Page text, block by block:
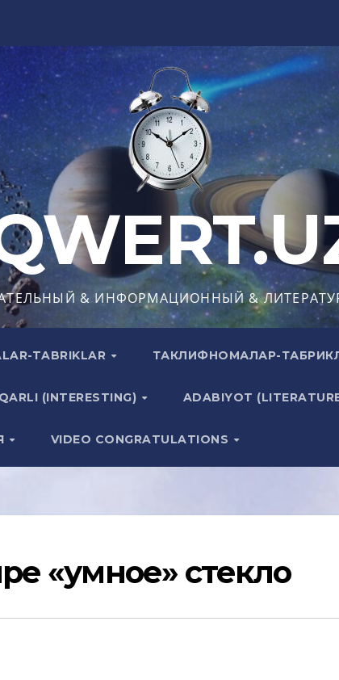
& ИНФОРМАЦИОННЫЙ &
TABRIKLAR ТАКЛИФНОМАЛАР-
(INTERESTING) ADABIYOT
VIDEO CONGRATULATIONS
«умное» стекло